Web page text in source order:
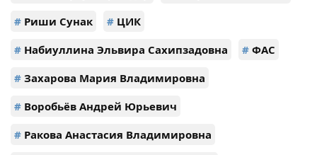
# Риши Сунак # ЦИК
# Набиуллина Эльвира Сахипзадовна # ФАС
# Захарова Мария Владимировна
# Воробьёв Андрей Юрьевич
# Ракова Анастасия Владимировна